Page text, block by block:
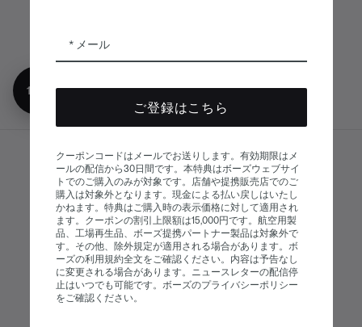
© Bose Corporation 2026 サイトマップ
法的事項 プライバシーポリシー
アクセシビリティ
クッキーに関する通知 販売条件
利用条件 現代奴隷制に関する声明
メール
ご登録はこちら
クーポンコードはメールでお送りします。有効期限はメ
ールの配信から30日間です。本特典はボーズウェブサイ
トでのご購入のみが対象です。店舗や提携販売店でのご
購入は対象外となります。現金による払い戻しはいたし
かねます。特典はご購入時の表示価格に対して適用され
ます。クーポンの割引上限額は15,000円です。航空用製
品、工場再生品、ボーズ提携パートナー製品は対象外で
す。その他、除外規定が適用される場合があります。ボ
ーズの利用規約全文をご確認ください。内容は予告なし
に変更される場合があります。ニュースレターの配信停
止はいつでも可能です。ボーズのプライバシーポリシー
をご確認ください。
10%オフ